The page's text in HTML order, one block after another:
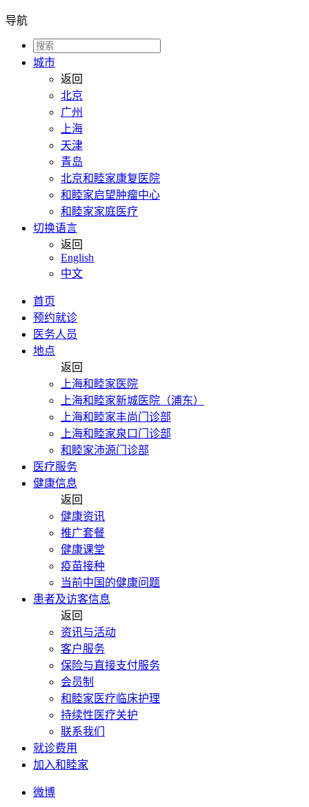
导航
城市
返回
北京
广州
上海
天津
青岛
北京和睦家康复医院
和睦家启望肿瘤中心
和睦家家庭医疗
切换语言
返回
English
中文
首页
预约就诊
医务人员
地点
返回
上海和睦家医院
上海和睦家新城医院（浦东）
上海和睦家丰尚门诊部
上海和睦家泉口门诊部
和睦家沛源门诊部
医疗服务
健康信息
返回
健康资讯
推广套餐
健康课堂
疫苗接种
当前中国的健康问题
患者及访客信息
返回
资讯与活动
客户服务
保险与直接支付服务
会员制
和睦家医疗临床护理
持续性医疗关护
联系我们
就诊费用
加入和睦家
微博